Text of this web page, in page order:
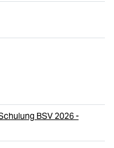
BSV 2026 -